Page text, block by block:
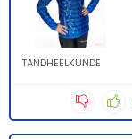
TANDHEELKUNDE